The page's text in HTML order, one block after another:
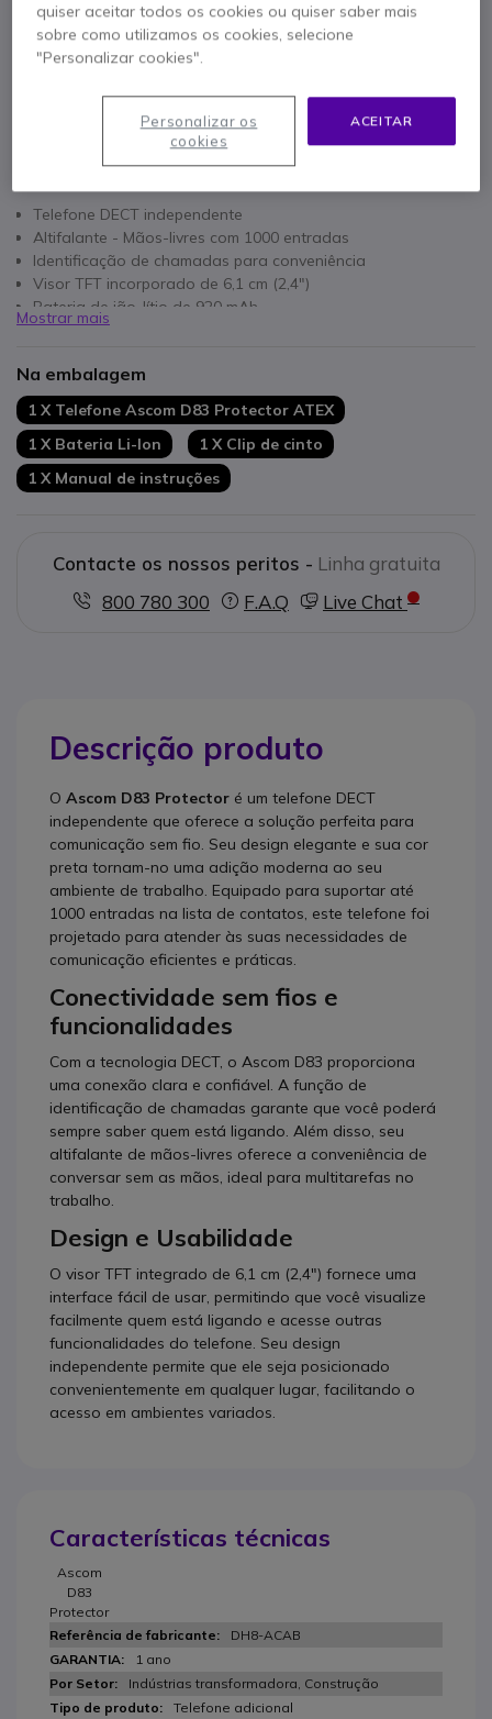
1 ano de garantiado fabricante
Telefone DECT independente
Altifalante - Mãos-livres com 1000 entradas
Identificação de chamadas para conveniência
Visor TFT incorporado de 6,1 cm (2,4")
Bateria de ião-lítio de 920 mAh
Design elegante e funcional
Mostrar mais
Na embalagem
1 X Telefone Ascom D83 Protector ATEX
1 X Bateria Li-Ion
1 X Clip de cinto
1 X Manual de instruções
Contacte os nossos peritos - Linha gratuita
800 780 300
F.A.Q Live Chat
Descrição produto
O Ascom D83 Protector é um telefone DECT
independente que oferece a solução perfeita para
comunicação sem fio. Seu design elegante e sua cor
preta tornam-no uma adição moderna ao seu
ambiente de trabalho. Equipado para suportar até
1000 entradas na lista de contatos, este telefone foi
projetado para atender às suas necessidades de
comunicação eficientes e práticas.
Conectividade sem fios e
funcionalidades
Com a tecnologia DECT, o Ascom D83 proporciona
uma conexão clara e confiável. A função de
identificação de chamadas garante que você poderá
sempre saber quem está ligando. Além disso, seu
altifalante de mãos-livres oferece a conveniência de
conversar sem as mãos, ideal para multitarefas no
trabalho.
Design e Usabilidade
O visor TFT integrado de 6,1 cm (2,4") fornece uma
interface fácil de usar, permitindo que você visualize
facilmente quem está ligando e acesse outras
funcionalidades do telefone. Seu design
independente permite que ele seja posicionado
convenientemente em qualquer lugar, facilitando o
acesso em ambientes variados.
Características técnicas
Ascom
D83
Protector
DH8-ACAB
1 ano
Indústrias transformadora, Construção
Telefone adicional
quiser aceitar todos os cookies ou quiser saber mais
sobre como utilizamos os cookies, selecione
"Personalizar cookies".
ACEITAR
Personalizar os
cookies